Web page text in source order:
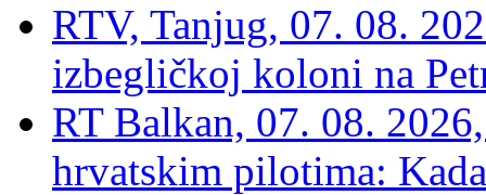
RTV, Tanjug, 07. 08.
izbegličkoj koloni na
RT Balkan, 07. 08.
hrvatskim pilotima: